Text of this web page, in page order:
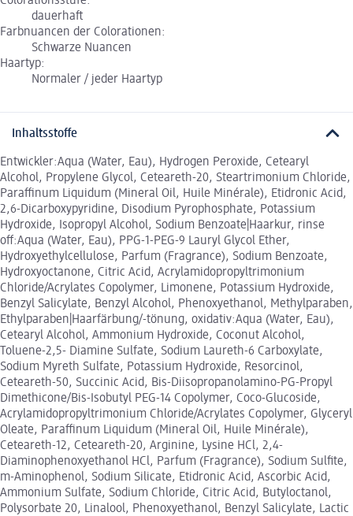
dauerhaft
Farbnuancen der Colorationen:
Schwarze Nuancen
Haartyp:
Normaler / jeder Haartyp
Inhaltsstoffe
Entwickler:Aqua (Water, Eau), Hydrogen Peroxide, Cetearyl
Alcohol, Propylene Glycol, Ceteareth-20, Steartrimonium Chloride,
Paraffinum Liquidum (Mineral Oil, Huile Minérale), Etidronic Acid,
2,6-Dicarboxypyridine, Disodium Pyrophosphate, Potassium
Hydroxide, Isopropyl Alcohol, Sodium Benzoate|Haarkur, rinse
off:Aqua (Water, Eau), PPG-1-PEG-9 Lauryl Glycol Ether,
Hydroxyethylcellulose, Parfum (Fragrance), Sodium Benzoate,
Hydroxyoctanone, Citric Acid, Acrylamidopropyltrimonium
Chloride/Acrylates Copolymer, Limonene, Potassium Hydroxide,
Benzyl Salicylate, Benzyl Alcohol, Phenoxyethanol, Methylparaben,
Ethylparaben|Haarfärbung/-tönung, oxidativ:Aqua (Water, Eau),
Cetearyl Alcohol, Ammonium Hydroxide, Coconut Alcohol,
Toluene-2,5- Diamine Sulfate, Sodium Laureth-6 Carboxylate,
Sodium Myreth Sulfate, Potassium Hydroxide, Resorcinol,
Ceteareth-50, Succinic Acid, Bis-Diisopropanolamino-PG-Propyl
Dimethicone/Bis-Isobutyl PEG-14 Copolymer, Coco-Glucoside,
Acrylamidopropyltrimonium Chloride/Acrylates Copolymer, Glyceryl
Oleate, Paraffinum Liquidum (Mineral Oil, Huile Minérale),
Ceteareth-12, Ceteareth-20, Arginine, Lysine HCl, 2,4-
Diaminophenoxyethanol HCl, Parfum (Fragrance), Sodium Sulfite,
m-Aminophenol, Sodium Silicate, Etidronic Acid, Ascorbic Acid,
Ammonium Sulfate, Sodium Chloride, Citric Acid, Butyloctanol,
Polysorbate 20, Linalool, Phenoxyethanol, Benzyl Salicylate, Lactic